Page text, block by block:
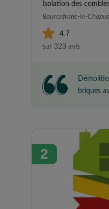
Isolation des
Bourcefranc-le-Chapus
4.7
sur 323 avis
briques
ils ont fait de l
Chantier
Second
Boislard
2